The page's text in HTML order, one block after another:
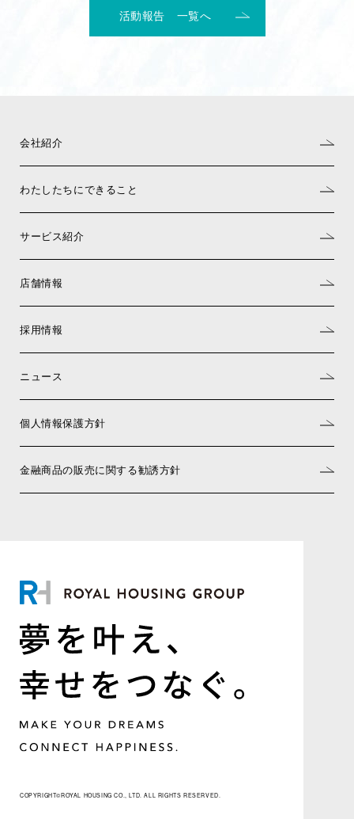
活動報告 一覧へ
会社紹介
わたしたちにできること
サービス紹介
店舗情報
採用情報
ニュース
個人情報保護方針
金融商品の販売に関する勧誘方針
COPYRIGHT©ROYAL HOUSING CO., LTD. ALL RIGHTS RESERVED.